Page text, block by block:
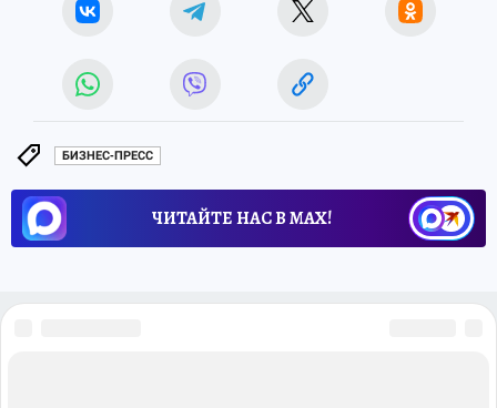
БИЗНЕС-ПРЕСС
ЧИТАЙТЕ НАС В МАХ!